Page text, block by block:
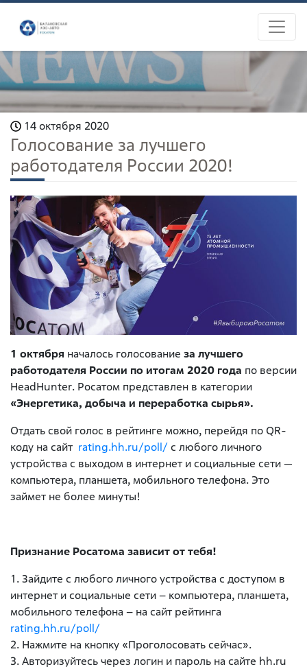
14 октября 2020
Голосование за лучшего
работодателя России 2020!
1 октября началось голосование за лучшего
работодателя России по итогам 2020 года по версии
HeadHunter. Росатом представлен в категории
«Энергетика, добыча и переработка сырья».
Отдать свой голос в рейтинге можно, перейдя по QR-
коду на сайт rating.hh.ru/poll/с любого личного
устройства с выходом в интернет и социальные сети —
компьютера, планшета, мобильного телефона. Это
займет не более минуты!
Признание Росатома зависит от тебя!
1. Зайдите с любого личного устройства с доступом в
интернет и социальные сети – компьютера, планшета,
мобильного телефона – на сайт рейтинга
rating.hh.ru/poll/
2. Нажмите на кнопку «Проголосовать сейчас».
3. Авторизуйтесь через логин и пароль на сайте hh.ru